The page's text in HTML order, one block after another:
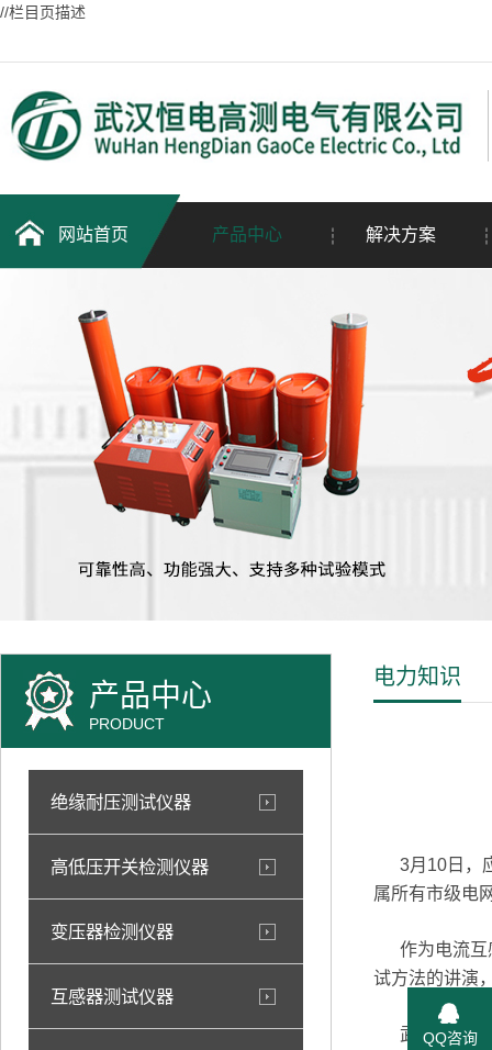
//栏目页描述
网站首页 产品中心 解决方案
产品中心
PRODUCT
绝缘耐压测试仪器
高低压开关检测仪器
变压器检测仪器
互感器测试仪器
电力知识
3月10日，应
属所有市级电
作为电流互
试方法的讲演
武汉恒电高
QQ咨询